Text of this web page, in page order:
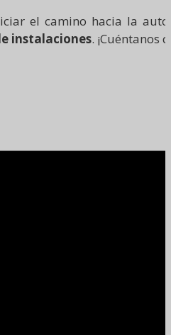
el camino hacia la
instalaciones. ¡Cuéntanos